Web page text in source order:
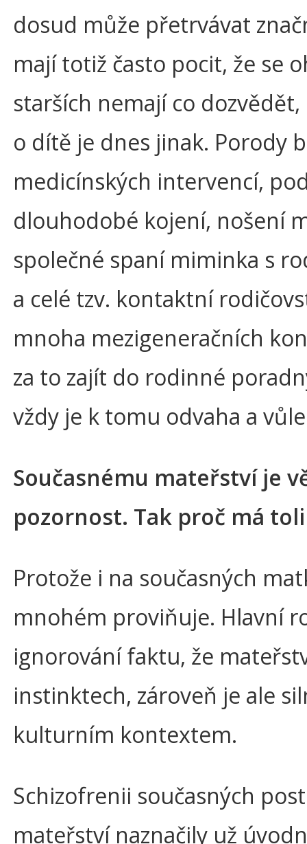
dosud může přetrvávat
mají totiž často pocit, že se
starších nemají co
o dítě je dnes jinak. Porody
medicínských intervencí,
dlouhodobé kojení, nošení
společné spaní miminka s
a celé tzv. kontaktní
mnoha mezigeneračních
za to zajít do rodinné
vždy je k tomu odvaha a
Současnému mateřství je
pozornost. Tak proč má
Protože i na současných
mnohém proviňuje. Hlavní
ignorování faktu, že
instinktech, zároveň je ale
kulturním kontextem.
Schizofrenii současných
mateřství naznačily už